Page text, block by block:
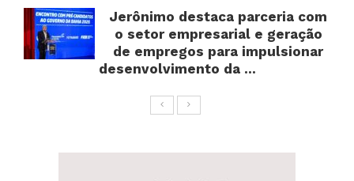
Jerônimo destaca parceria com
o setor empresarial e geração
de empregos para impulsionar
desenvolvimento da ...